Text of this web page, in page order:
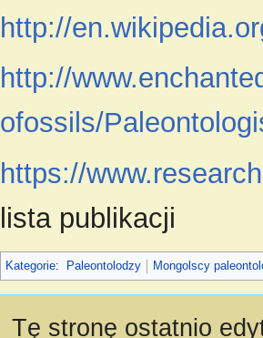
http://
http://
ofossils/
https://
lista publikacji
Kategorie: Paleontolodzy Mongolscy
Tę stronę ostatnio